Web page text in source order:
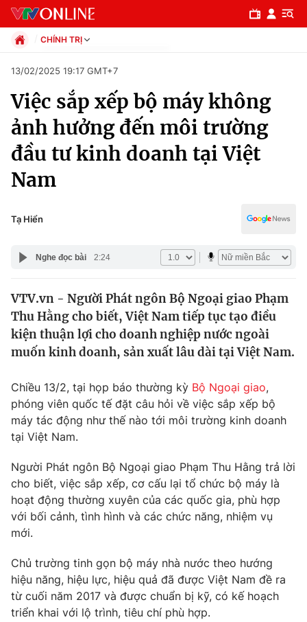
Chuyên mục
Chính trị
Xã hội
Pháp luật
Y tế
Thế giới
Tin tức
Thế giới đó đây
Câu chuyện quốc tế
Kinh tế
Thị trường
Góc doanh nghiệp
Truyền hình
Phim VTV
Hậu trường
Nhân vật
Khán giả
Điện ảnh
Âm nhạc
Sao
Đời sống
Du lịch
Chất lượng cuộc sống
Giáo dục
Tuyển sinh
Học trực tuyến
Công nghệ
Hitech Công nghệ tương lai
Giao lưu trực tuyến
CHÍNH TRỊ
Xã hội
Pháp luật
Kinh tế
Thể thao
Truyền hình
Y tế
13/02/2025 19:17 GMT+7
Việc sắp xếp bộ máy không
ảnh hưởng đến môi trường
đầu tư kinh doanh tại Việt
Nam
Tạ Hiển
Nghe đọc bài 2:24
VTV.vn - Người Phát ngôn Bộ Ngoại giao Phạm
Thu Hằng cho biết, Việt Nam tiếp tục tạo điều
kiện thuận lợi cho doanh nghiệp nước ngoài
muốn kinh doanh, sản xuất lâu dài tại Việt Nam.
Chiều 13/2, tại họp báo thường kỳ Bộ Ngoại giao,
phóng viên quốc tế đặt câu hỏi về việc sắp xếp bộ
máy tác động như thế nào tới môi trường kinh doanh
tại Việt Nam.
Người Phát ngôn Bộ Ngoại giao Phạm Thu Hằng trả lời
cho biết, việc sắp xếp, cơ cấu lại tổ chức bộ máy là
hoạt động thường xuyên của các quốc gia, phù hợp
với bối cảnh, tình hình và các chức năng, nhiệm vụ
mới.
Chủ trường tinh gọn bộ máy nhà nước theo hướng
hiệu năng, hiệu lực, hiệu quả đã được Việt Nam đề ra
từ cuối năm 2017 và được chuẩn bị kỹ, có kế hoạch
triển khai với lộ trình, tiêu chí phù hợp.